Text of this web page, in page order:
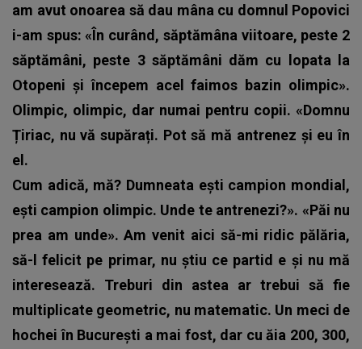
am avut onoarea să dau mâna cu domnul Popovici
i-am spus: «În curând, săptămâna viitoare, peste 2
săptămâni, peste 3 săptămâni dăm cu lopata la
Otopeni și începem acel faimos bazin olimpic».
Olimpic, olimpic, dar numai pentru copii. «Domnu
Țiriac, nu vă supărați. Pot să mă antrenez și eu în
el.
Cum adică, mă? Dumneata ești campion mondial,
ești campion olimpic. Unde te antrenezi?». «Păi nu
prea am unde». Am venit aici să-mi ridic pălăria,
să-l felicit pe primar, nu știu ce partid e și nu mă
interesează. Treburi din astea ar trebui să fie
multiplicate geometric, nu matematic. Un meci de
hochei în București a mai fost, dar cu ăia 200, 300,